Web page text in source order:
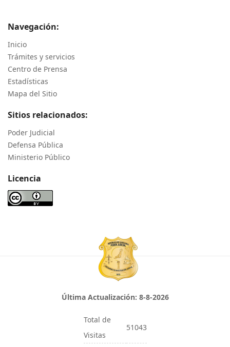
Navegación:
Inicio
Trámites y servicios
Centro de Prensa
Estadísticas
Mapa del Sitio
Sitios relacionados:
Poder Judicial
Defensa Pública
Ministerio Público
Licencia
Última Actualización: 8-8-2026
Total de
Visitas
51043